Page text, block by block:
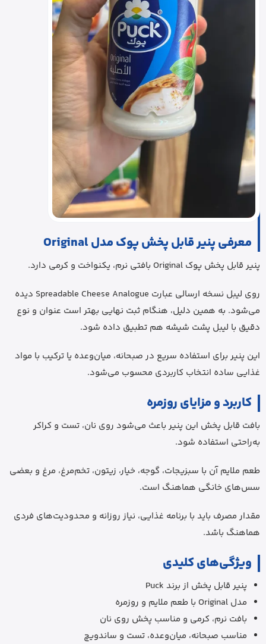
معرفی پنیر قابل پخش پوک مدل Original
پنیر قابل پخش پوک Original بافتی نرم، یکنواخت و کرمی دارد.
روی لیبل نسخه ارسالی عبارت Spreadable Cheese Analogue دیده
می‌شود. به همین دلیل، هنگام ثبت نهایی بهتر است عنوان و نوع
دقیق با لیبل پشت شیشه هم تطبیق داده شود.
این پنیر برای استفاده سریع در صبحانه، میان‌وعده یا ترکیب با مواد
غذایی ساده انتخاب کاربردی محسوب می‌شود.
کاربرد و مزایای روزمره
بافت قابل پخش این پنیر باعث می‌شود روی نان، تست و کراکر
به‌راحتی استفاده شود.
طعم ملایم آن با سبزیجات، گوجه، خیار، زیتون، تخم‌مرغ، مرغ و بعضی
سس‌های خانگی هماهنگ است.
مقدار مصرف باید با برنامه غذایی، نیاز روزانه و محدودیت‌های فردی
هماهنگ باشد.
ویژگی‌های کلیدی
پنیر قابل پخش از برند Puck
مدل Original با طعم ملایم و روزمره
بافت نرم، کرمی و مناسب پخش روی نان
مناسب صبحانه، میان‌وعده، تست و ساندویچ